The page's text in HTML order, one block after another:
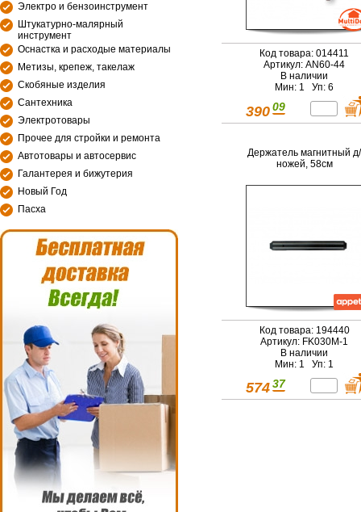
Электро и бензоинструмент
Штукатурно-малярный
инструмент
Оснастка и расходые материалы
Метизы, крепеж, такелаж
Скобяные изделия
Сантехника
Электротовары
Прочее для стройки и ремонта
Автотовары и автосервис
Галантерея и бижутерия
Новый Год
Пасха
Код товара: 014411
Артикул: AN60-44
В наличии
Мин: 1 Уп: 6
390 09
Держатель магнитный д/
ножей, 58см
Код товара: 194440
Артикул: FK030M-1
В наличии
Мин: 1 Уп: 1
574 37